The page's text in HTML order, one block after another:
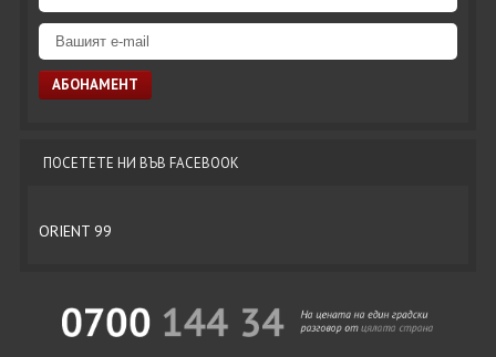
ПОСЕТЕТЕ НИ ВЪВ FACEBOOK
ORIENT 99